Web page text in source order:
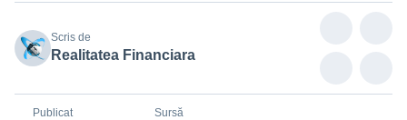
Scris de
Realitatea Financiara
Publicat Sursă